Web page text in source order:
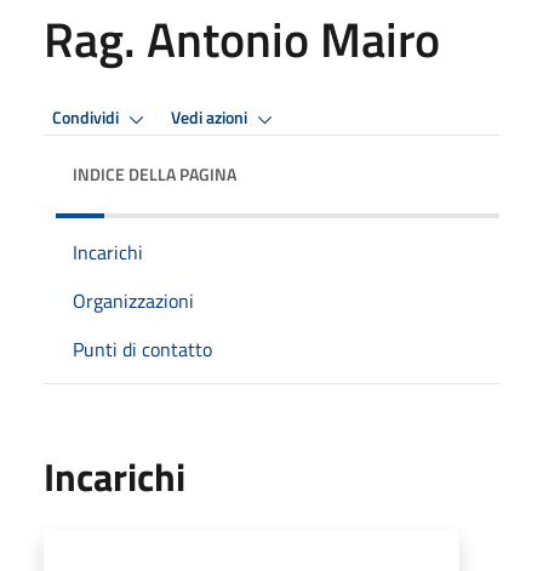
Rag. Antonio Mairo
Condividi Vedi azioni
INDICE DELLA PAGINA
Incarichi
Organizzazioni
Punti di contatto
Incarichi